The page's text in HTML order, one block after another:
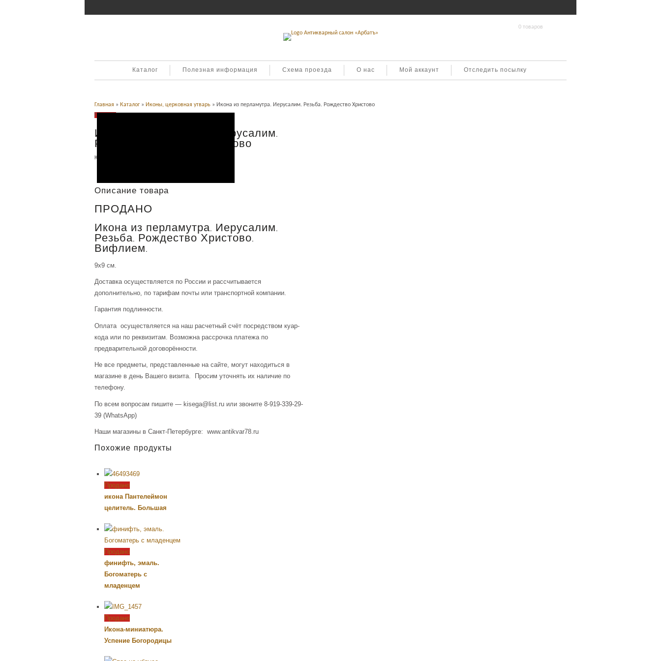
0 товаров
Каталог Полезная информация Схема проезда О нас Мой аккаунт Отследить посылку
Главная » Каталог » Иконы, церковная утварь » Икона из перламутра. Иерусалим. Резьба. Рождество Христово
Продано
Икона из перламутра. Иерусалим.
Резьба. Рождество Христово
Категория:
Описание товара
ПРОДАНО
Икона из перламутра. Иерусалим.
Резьба. Рождество Христово.
Вифлием.
9х9 см.
Доставка осуществляется по России и рассчитывается
дополнительно, по тарифам почты или транспортной компании.
Гарантия подлинности.
Оплата осуществляется на наш расчетный счёт посредством куар-
кода или по реквизитам. Возможна рассрочка платежа по
предварительной договорённости.
Не все предметы, представленные на сайте, могут находиться в
магазине в день Вашего визита. Просим уточнять их наличие по
телефону.
По всем вопросам пишите — kisega@list.ru или звоните 8-919-339-29-
39 (WhatsApp)
Наши магазины в Санкт-Петербурге: www.antikvar78.ru
Похожие продукты
Продано
икона Пантелеймон
целитель. Большая
Продано
финифть, эмаль.
Богоматерь с
младенцем
Продано
Икона-миниатюра.
Успение Богородицы